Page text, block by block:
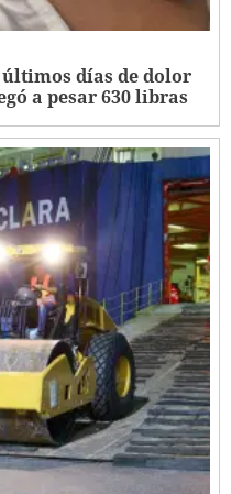
días de dolor
a pesar 630 libras